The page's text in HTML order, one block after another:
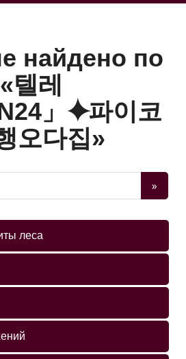
найдено по
텔레
」⯌파이코
오다집»
леса